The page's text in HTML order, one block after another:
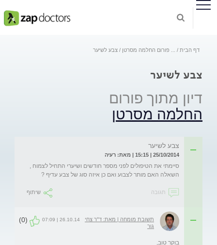
דף הבית פורום החלמה מסרטן צבע לשיער
צבע לשיער
דיון מתוך פורום
החלמה מסרטן
צבע לשיער
25/10/2014 | 15:15 | מאת: רעיה
סיימתי את הטיפולים לפני מספר חודשים ושיערי התחיל לצמוח ,
השאלה האם מותר לצבוע ואם כן איזה סוג של צבע עדיף ?
תגובה שיתוף
תשובת מומחה | מאת: ד"ר צחי
גור
26.10.14 | 07:09
(0)